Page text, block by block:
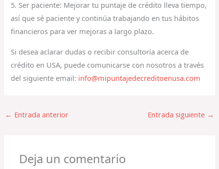
5. Ser paciente: Mejorar tu puntaje de crédito lleva tiempo,
así que sé paciente y continúa trabajando en tus hábitos
financieros para ver mejoras a largo plazo.
Si desea aclarar dudas o recibir consultoría acerca de
crédito en USA, puede comunicarse con nosotros a través
del siguiente email: info@mipuntajedecreditoenusa.com
← Entrada anterior Entrada siguiente →
Deja un comentario